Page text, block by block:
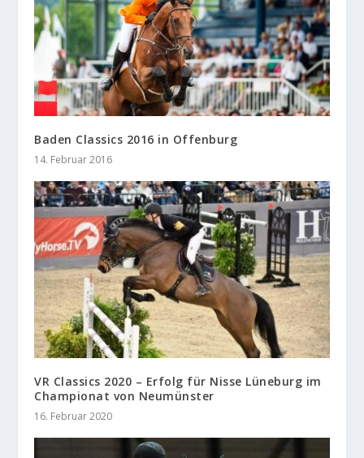
Baden Classics 2016 in Offenburg
14. Februar 2016
VR Classics 2020 – Erfolg für Nisse Lüneburg im
Championat von Neumünster
16. Februar 2020